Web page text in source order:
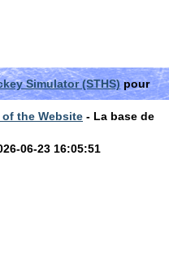
Simulator (STHS)pour
the Website - La base de
06-23 16:05:51